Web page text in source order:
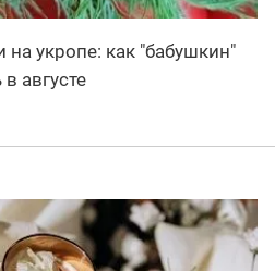
укропе: как "бабушкин"
августе